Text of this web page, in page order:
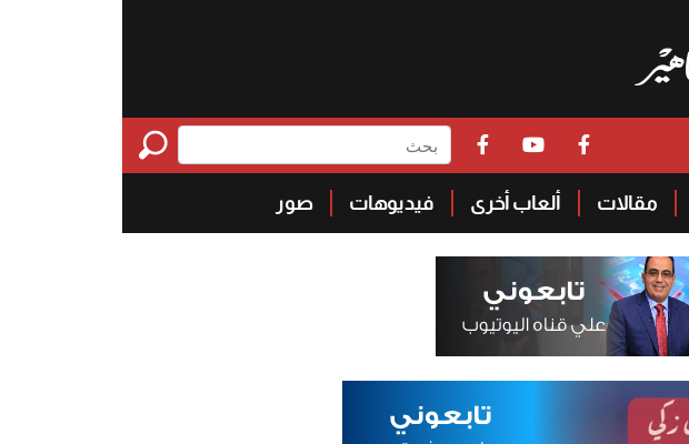
مقالات ألعاب أخرى فيديوهات صور